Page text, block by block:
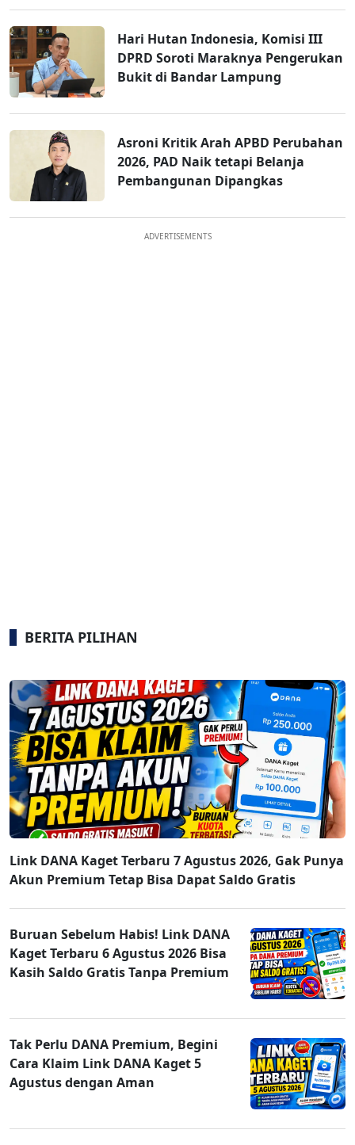
Hari Hutan Indonesia, Komisi III
DPRD Soroti Maraknya Pengerukan
Bukit di Bandar Lampung
Asroni Kritik Arah APBD Perubahan
2026, PAD Naik tetapi Belanja
Pembangunan Dipangkas
ADVERTISEMENTS
BERITA PILIHAN
Link DANA Kaget Terbaru 7 Agustus 2026, Gak Punya
Akun Premium Tetap Bisa Dapat Saldo Gratis
Buruan Sebelum Habis! Link DANA
Kaget Terbaru 6 Agustus 2026 Bisa
Kasih Saldo Gratis Tanpa Premium
Tak Perlu DANA Premium, Begini
Cara Klaim Link DANA Kaget 5
Agustus dengan Aman